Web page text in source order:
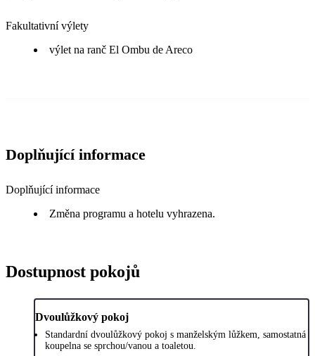
Fakultativní výlety
výlet na ranč El Ombu de Areco
Doplňující informace
Doplňující informace
Změna programu a hotelu vyhrazena.
Dostupnost pokojů
Dvoulůžkový pokoj
Standardní dvoulůžkový pokoj s manželským lůžkem, samostatná
koupelna se sprchou/vanou a toaletou.